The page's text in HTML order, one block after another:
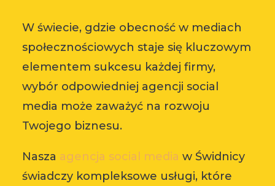
W świecie, gdzie obecność w mediach
społecznościowych staje się kluczowym
elementem sukcesu każdej firmy,
wybór odpowiedniej agencji social
media może zaważyć na rozwoju
Twojego biznesu.
Nasza agencja social media w Świdnicy
świadczy kompleksowe usługi, które